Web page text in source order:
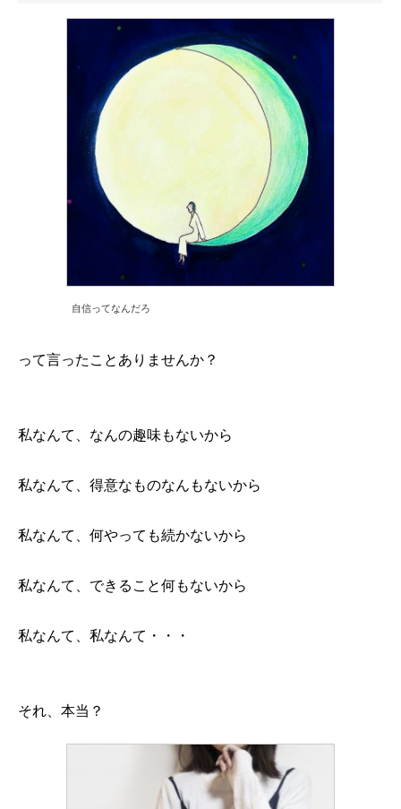
自信ってなんだろ
って言ったことありませんか？
私なんて、なんの趣味もないから
私なんて、得意なものなんもないから
私なんて、何やっても続かないから
私なんて、できること何もないから
私なんて、私なんて・・・
それ、本当？